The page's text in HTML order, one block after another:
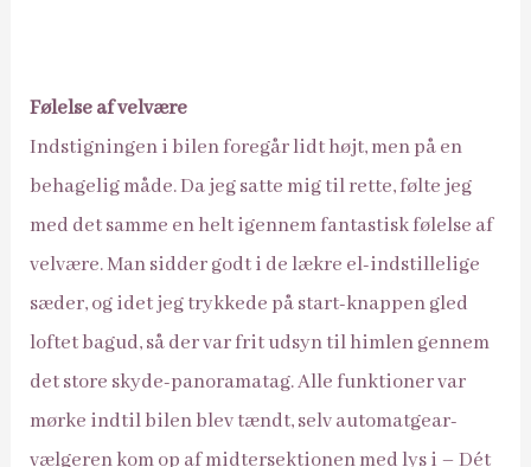
Følelse af velvære
Indstigningen i bilen foregår lidt højt, men på en
behagelig måde. Da jeg satte mig til rette, følte jeg
med det samme en helt igennem fantastisk følelse af
velvære. Man sidder godt i de lækre el-indstillelige
sæder, og idet jeg trykkede på start-knappen gled
loftet bagud, så der var frit udsyn til himlen gennem
det store skyde-panoramatag. Alle funktioner var
mørke indtil bilen blev tændt, selv automatgear-
vælgeren kom op af midtersektionen med lys i – Dét